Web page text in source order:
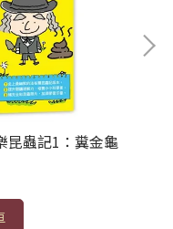
蟲記1：糞金龜